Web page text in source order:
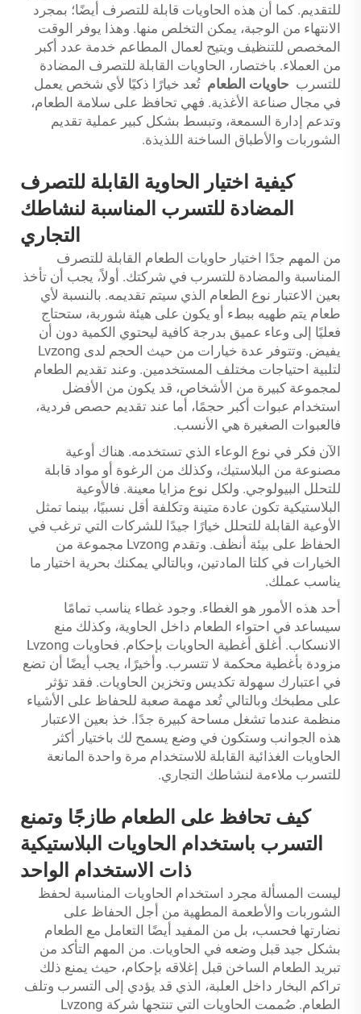
للتقديم. كما أن هذه الحاويات قابلة للتصرف أيضًا؛ بمجرد
الانتهاء من الوجبة، يمكن التخلص منها. وهذا يوفر الوقت
المخصص للتنظيف ويتيح لعمال المطاعم خدمة عدد أكبر
من العملاء. باختصار، الحاويات القابلة للتصرف المضادة
للتسرب حاويات الطعام تُعد خيارًا ذكيًا لأي شخص يعمل
في مجال صناعة الأغذية. فهي تحافظ على سلامة الطعام،
وتدعم إدارة السمعة، وتبسط بشكل كبير عملية تقديم
الشوربات والأطباق الساخنة اللذيذة.
كيفية اختيار الحاوية القابلة للتصرف
المضادة للتسرب المناسبة لنشاطك
التجاري
من المهم جدًا اختيار حاويات الطعام القابلة للتصرف
المناسبة والمضادة للتسرب في شركتك. أولاً، يجب أن تأخذ
بعين الاعتبار نوع الطعام الذي سيتم تقديمه. بالنسبة لأي
طعام يتم طهيه ببطء أو يكون على هيئة شوربة، ستحتاج
فعليًا إلى وعاء عميق بدرجة كافية ليحتوي الكمية دون أن
يفيض. وتتوفر عدة خيارات من حيث الحجم لدى Lvzong
لتلبية احتياجات مختلف المستخدمين. وعند تقديم الطعام
لمجموعة كبيرة من الأشخاص، قد يكون من الأفضل
استخدام عبوات أكبر حجمًا، أما عند تقديم حصص فردية،
فالعبوات الصغيرة هي الأنسب.
الآن فكر في نوع الوعاء الذي تستخدمه. هناك أوعية
مصنوعة من البلاستيك، وكذلك من الرغوة أو مواد قابلة
للتحلل البيولوجي. ولكل نوع مزايا معينة. فالأوعية
البلاستيكية تكون عادة متينة وتكلفة أقل نسبيًا، بينما تمثل
الأوعية القابلة للتحلل خيارًا جيدًا للشركات التي ترغب في
الحفاظ على بيئة أنظف. وتقدم Lvzong مجموعة من
الخيارات في كلتا المادتين، وبالتالي يمكنك بحرية اختيار ما
يناسب عملك.
أحد هذه الأمور هو الغطاء. وجود غطاء يناسب تمامًا
سيساعد في احتواء الطعام داخل الحاوية، وكذلك منع
الانسكاب. أغلق أغطية الحاويات بإحكام. فحاويات Lvzong
مزودة بأغطية محكمة لا تتسرب. وأخيرًا، يجب أيضًا أن تضع
في اعتبارك سهولة تكديس وتخزين الحاويات. فقد تؤثر
على مطبخك وبالتالي تُعد مهمة صعبة للحفاظ على الأشياء
منظمة عندما تشغل مساحة كبيرة جدًا. خذ بعين الاعتبار
هذه الجوانب وستكون في وضع يسمح لك باختيار أكثر
الحاويات الغذائية القابلة للاستخدام مرة واحدة المانعة
للتسرب ملاءمة لنشاطك التجاري.
كيف تحافظ على الطعام طازجًا وتمنع
التسرب باستخدام الحاويات البلاستيكية
ذات الاستخدام الواحد
ليست المسألة مجرد استخدام الحاويات المناسبة لحفظ
الشوربات والأطعمة المطهية من أجل الحفاظ على
نضارتها فحسب، بل من المفيد أيضًا التعامل مع الطعام
بشكل جيد قبل وضعه في الحاويات. من المهم التأكد من
تبريد الطعام الساخن قبل إغلاقه بإحكام، حيث يمنع ذلك
تراكم البخار داخل العلبة، الذي قد يؤدي إلى التسرب وتلف
الطعام. صُممت الحاويات التي تنتجها شركة Lvzong